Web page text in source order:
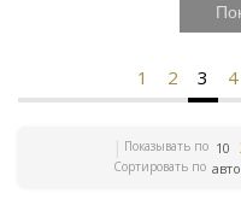
1 2 3 4
Показывать по 10
Сортировать по